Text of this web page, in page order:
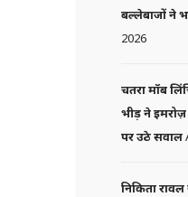
बल्लेबाजों ने
2026
चतरा मॉब
भीड़ ने
पर उठे सवाल
निकिता